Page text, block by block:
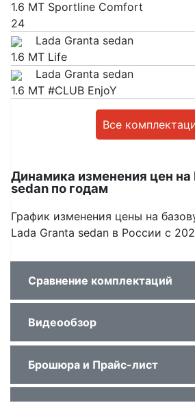
1.6 MT Sportline Comfort
24
Lada Granta sedan
1.6 MT Life
Lada Granta sedan
1.6 MT #CLUB EnjoY
Все
Динамика изменения цен на
sedan по годам
График изменения цены на
Lada Granta sedan в России с
Сравнение комплектаций
1.6
Видеообзор
Брошюра и Прайс-лист
Где купить